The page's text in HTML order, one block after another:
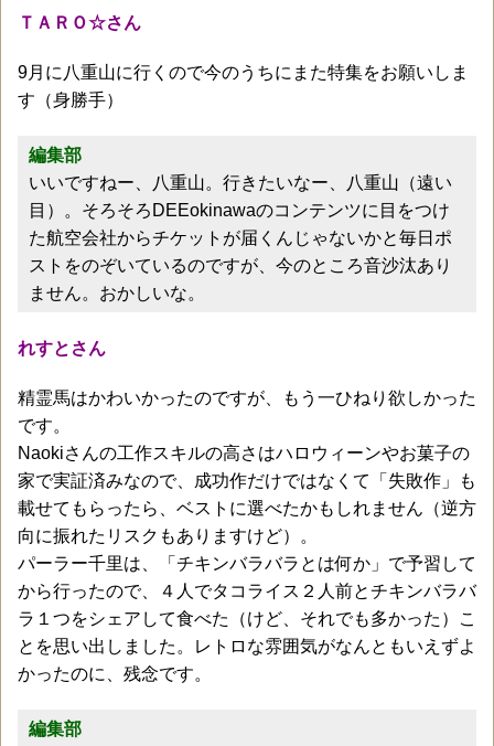
ＴＡＲＯ☆さん
9月に八重山に行くので今のうちにまた特集をお願いしま
す（身勝手）
編集部
いいですねー、八重山。行きたいなー、八重山（遠い
目）。そろそろDEEokinawaのコンテンツに目をつけ
た航空会社からチケットが届くんじゃないかと毎日ポ
ストをのぞいているのですが、今のところ音沙汰あり
ません。おかしいな。
れすとさん
精霊馬はかわいかったのですが、もう一ひねり欲しかった
です。
Naokiさんの工作スキルの高さはハロウィーンやお菓子の
家で実証済みなので、成功作だけではなくて「失敗作」も
載せてもらったら、ベストに選べたかもしれません（逆方
向に振れたリスクもありますけど）。
パーラー千里は、「チキンバラバラとは何か」で予習して
から行ったので、４人でタコライス２人前とチキンバラバ
ラ１つをシェアして食べた（けど、それでも多かった）こ
とを思い出しました。レトロな雰囲気がなんともいえずよ
かったのに、残念です。
編集部